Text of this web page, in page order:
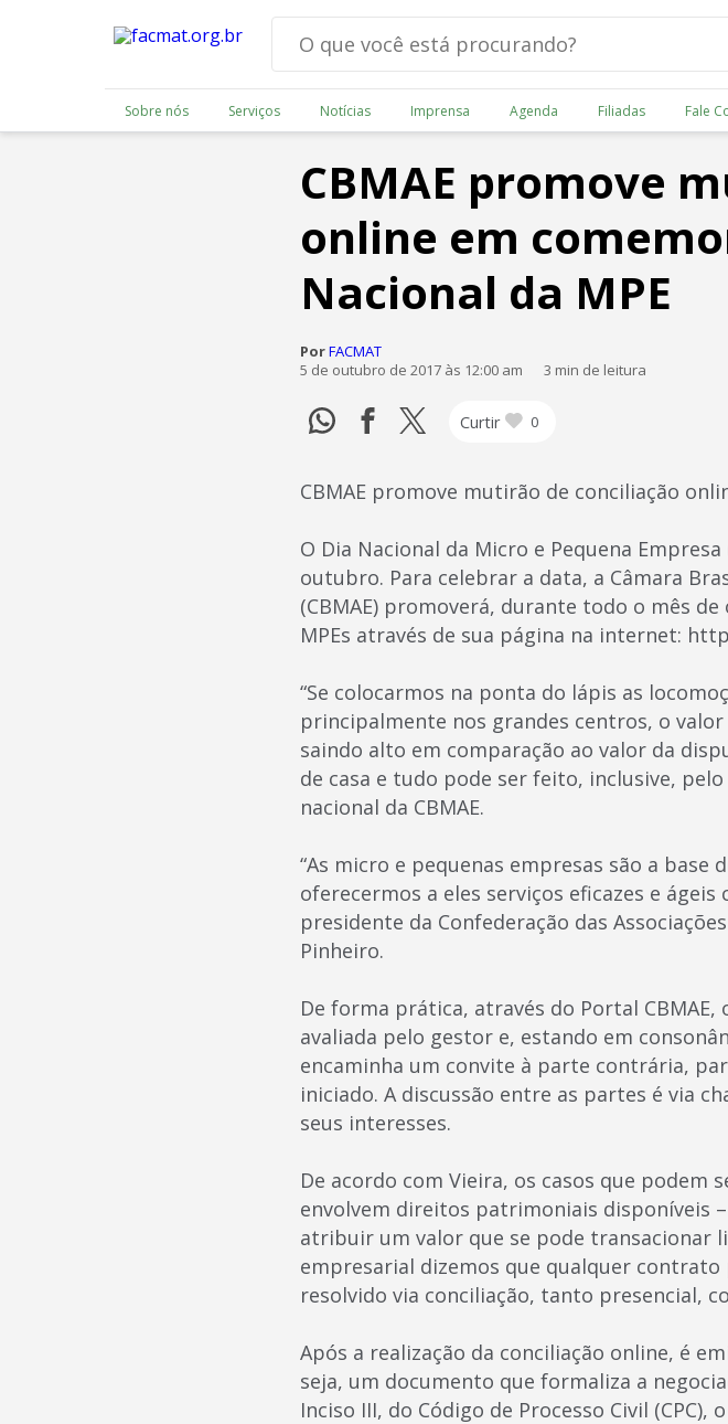
Sobre nós Serviços Notícias Imprensa Agenda Filiadas Fale
CBMAE promove
online em
Nacional da MPE
PorFACMAT
5 de outubro de 2017 às 12:00 am
3 min de leitura
Curtir 0
CBMAE promove mutirão de conciliação
O Dia Nacional da Micro e Pequena
outubro. Para celebrar a data, a Câmara
(CBMAE) promoverá, durante todo o mês
MPEs através de sua página na internet:
“Se colocarmos na ponta do lápis as
principalmente nos grandes centros, o
saindo alto em comparação ao valor da
de casa e tudo pode ser feito, inclusive,
nacional da CBMAE.
“As micro e pequenas empresas são a
oferecermos a eles serviços eficazes e
presidente da Confederação das
Pinheiro.
De forma prática, através do Portal
avaliada pelo gestor e, estando em
encaminha um convite à parte contrária,
iniciado. A discussão entre as partes é via
seus interesses.
De acordo com Vieira, os casos que podem
envolvem direitos patrimoniais disponíveis
atribuir um valor que se pode transacionar
empresarial dizemos que qualquer contrato
resolvido via conciliação, tanto presencial,
Após a realização da conciliação online, é
seja, um documento que formaliza a
Inciso III, do Código de Processo Civil